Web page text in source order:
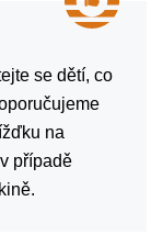
se dětí, co
na
případě